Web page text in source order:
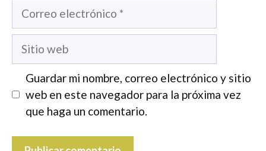
electrónico
web
Guardar mi nombre, correo electrónico y sitio
web en este navegador para la próxima vez
que haga un comentario.